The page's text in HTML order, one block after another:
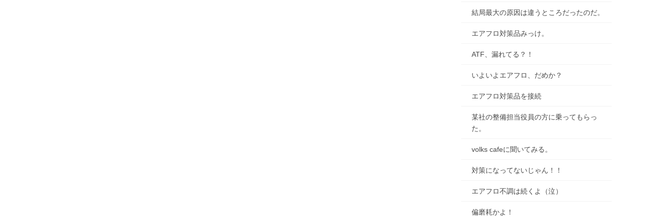
結局最大の原因は違うところだったのだ。
エアフロ対策品みっけ。
ATF、漏れてる？！
いよいよエアフロ、だめか？
エアフロ対策品を接続
某社の整備担当役員の方に乗ってもらっ
た。
volks cafeに聞いてみる。
対策になってないじゃん！！
エアフロ不調は続くよ（泣）
偏磨耗かよ！